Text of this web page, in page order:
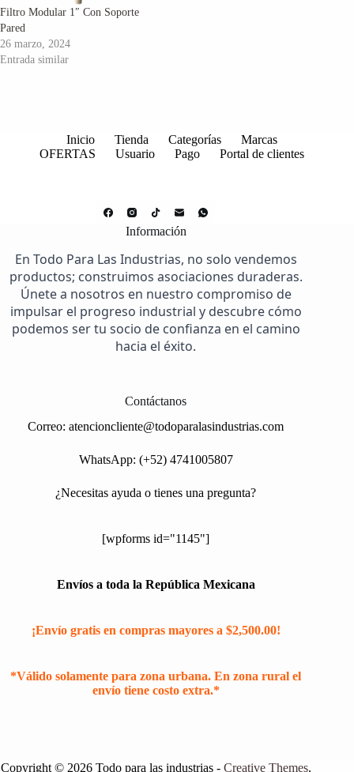
Filtro Modular 1″ Con Soporte
Pared
26 marzo, 2024
Entrada similar
Inicio Tienda Categorías
Marcas
OFERTAS
Usuario Pago Portal de clientes
Información
En Todo Para Las Industrias, no solo vendemos
productos; construimos asociaciones duraderas.
Únete a nosotros en nuestro compromiso de
impulsar el progreso industrial y descubre cómo
podemos ser tu socio de confianza en el camino
hacia el éxito.
Contáctanos
Correo:atencioncliente@todoparalasindustrias.com
WhatsApp: (+52) 4741005807
¿Necesitas ayuda o tienes una pregunta?
[wpforms id="1145"]
Envíos a toda la República Mexicana
¡Envío gratis en compras mayores a $2,500.00!
*Válido solamente para zona urbana. En zona rural el
envío tiene costo extra.*
Copyright © 2026 Todo para las industrias - Creative Themes.